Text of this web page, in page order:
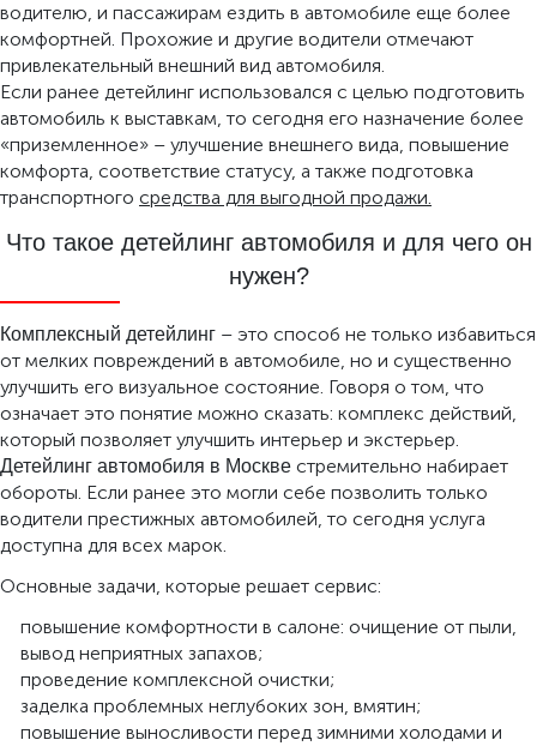
водителю, и пассажирам ездить в автомобиле еще более
комфортней. Прохожие и другие водители отмечают
привлекательный внешний вид автомобиля.
Если ранее детейлинг использовался с целью подготовить
автомобиль к выставкам, то сегодня его назначение более
«приземленное» – улучшение внешнего вида, повышение
комфорта, соответствие статусу, а также подготовка
транспортного средства для выгодной продажи.
Что такое детейлинг автомобиля и для чего он
нужен?
Комплексный детейлинг – это способ не только избавиться
от мелких повреждений в автомобиле, но и существенно
улучшить его визуальное состояние. Говоря о том, что
означает это понятие можно сказать: комплекс действий,
который позволяет улучшить интерьер и экстерьер.
Детейлинг автомобиля в Москве стремительно набирает
обороты. Если ранее это могли себе позволить только
водители престижных автомобилей, то сегодня услуга
доступна для всех марок.
Основные задачи, которые решает сервис:
повышение комфортности в салоне: очищение от пыли,
вывод неприятных запахов;
проведение комплексной очистки;
заделка проблемных неглубоких зон, вмятин;
повышение выносливости перед зимними холодами и